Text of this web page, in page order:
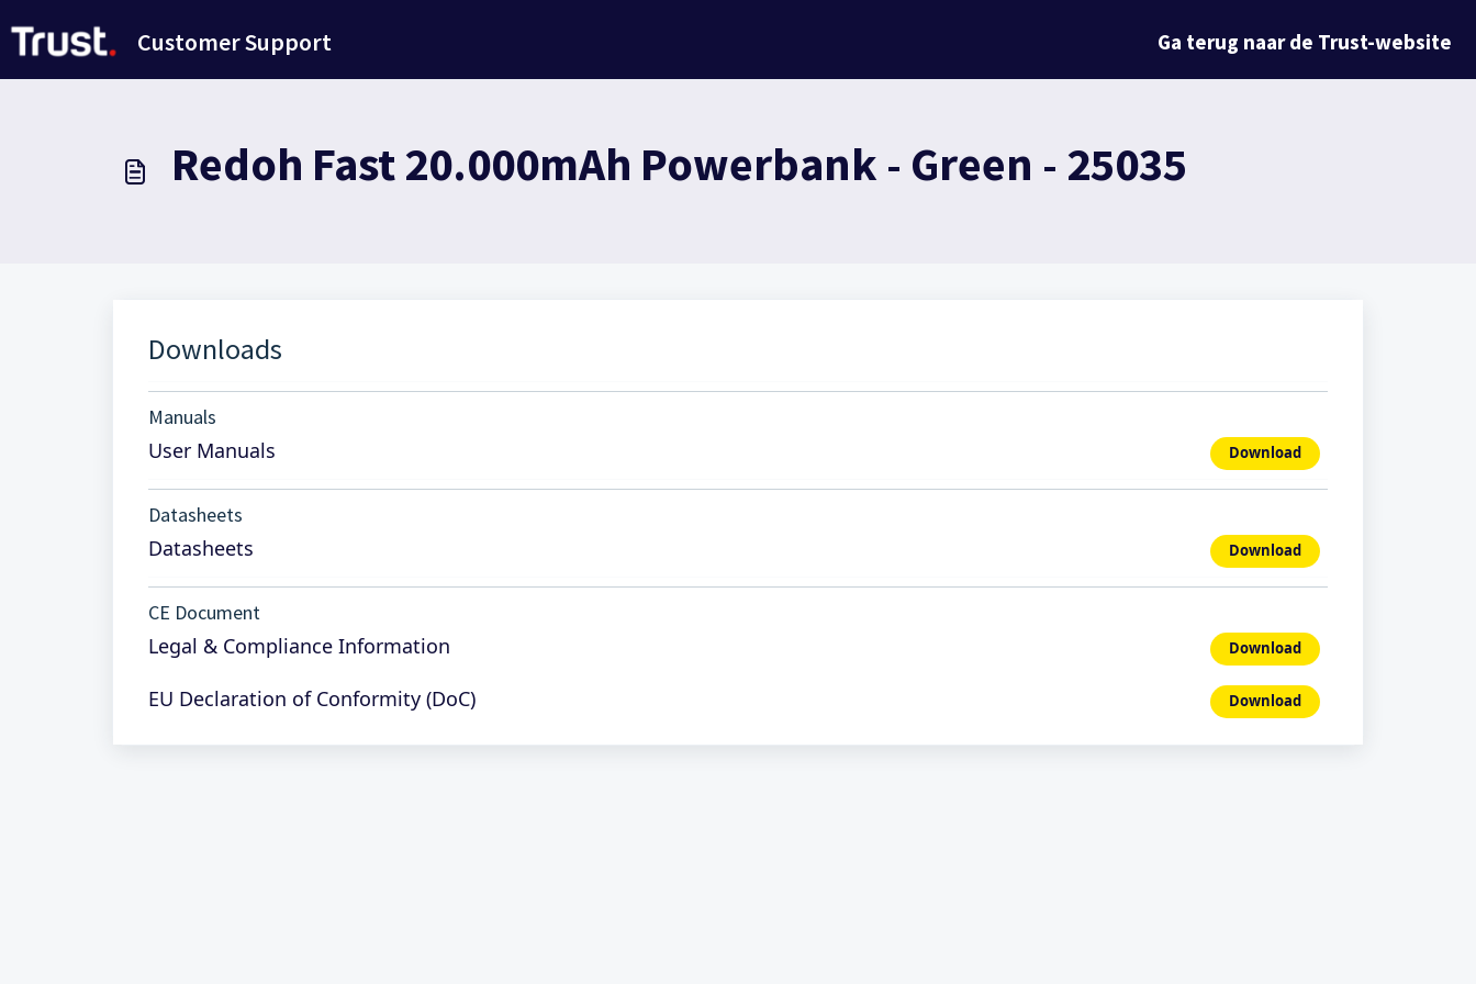
Customer Support Ga terug naar de Trust-website
Redoh Fast 20.000mAh Powerbank - Green - 25035
Downloads
Manuals
User Manuals Download
Datasheets
Datasheets Download
CE Document
Legal & Compliance Information Download
EU Declaration of Conformity (DoC) Download